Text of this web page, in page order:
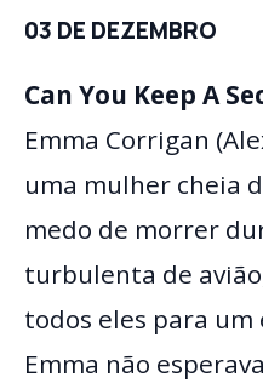
03 DE DEZEMBRO
Can You Keep A
Emma Corrigan
uma mulher cheia
medo de morrer
turbulenta de
todos eles para
Emma não